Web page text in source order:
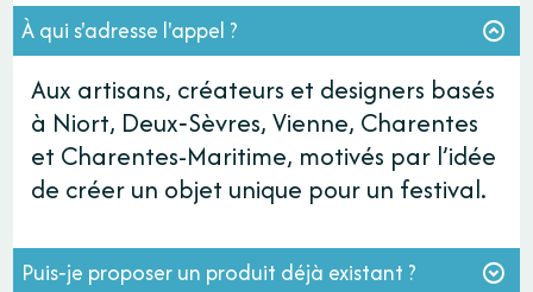
À qui s'adresse l'appel ?
Aux artisans, créateurs et designers basés
à Niort, Deux‑Sèvres, Vienne, Charentes
et Charentes-Maritime, motivés par l’idée
de créer un objet unique pour un festival.
Puis‑je proposer un produit déjà existant ?